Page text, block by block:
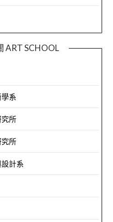
ART SCHOOL
系
所
所
計系